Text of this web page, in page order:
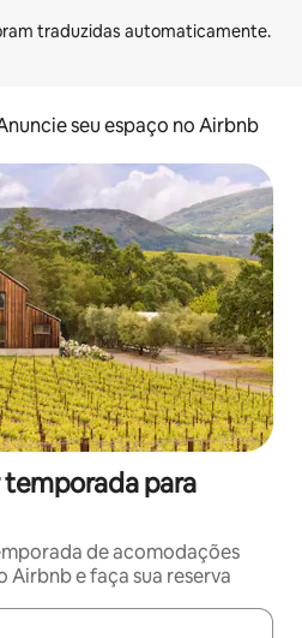
seu espaço no Airbnb
temporada para
de acomodações
Airbnb e faça sua reserva